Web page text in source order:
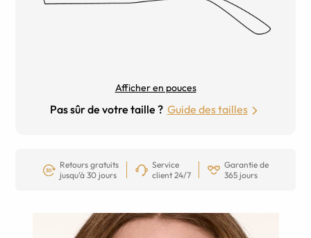
Afficher en pouces
Pas sûr de votre taille ? Guide des tailles
Retours gratuits
jusqu’à 30 jours
Service
client 24/7
Garantie de
365 jours